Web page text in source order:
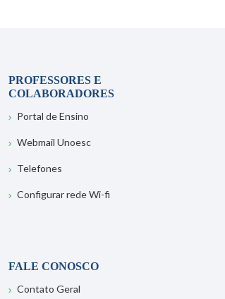
PROFESSORES E
COLABORADORES
Portal de Ensino
Webmail Unoesc
Telefones
Configurar rede Wi-fi
FALE CONOSCO
Contato Geral